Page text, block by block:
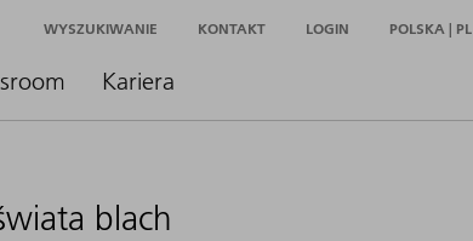
Kariera
WYSZUKIWANIE KONTAKT LOGIN POLSKA | PL
blach